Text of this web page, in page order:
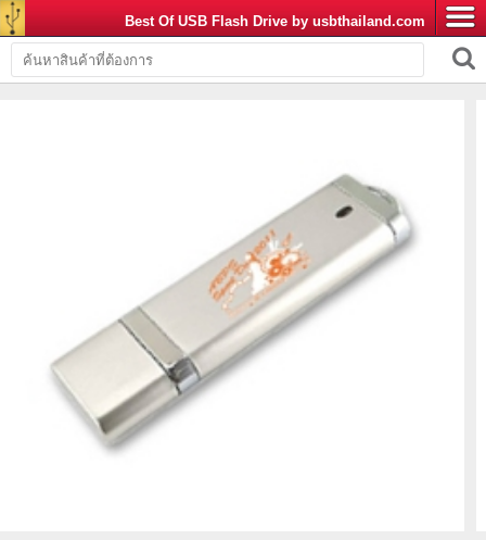
Best Of USB Flash Drive by usbthailand.com